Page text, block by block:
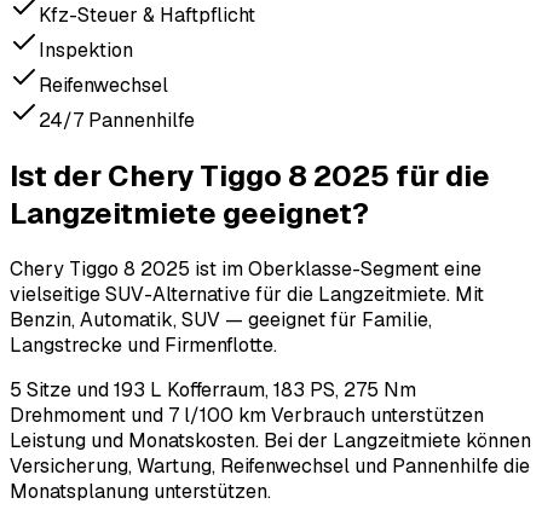
Kfz-Steuer & Haftpflicht
Inspektion
Reifenwechsel
24/7 Pannenhilfe
Ist der Chery Tiggo 8 2025 für die
Langzeitmiete geeignet?
Chery Tiggo 8 2025 ist im Oberklasse-Segment eine
vielseitige SUV-Alternative für die Langzeitmiete. Mit
Benzin, Automatik, SUV — geeignet für Familie,
Langstrecke und Firmenflotte.
5 Sitze und 193 L Kofferraum, 183 PS, 275 Nm
Drehmoment und 7 l/100 km Verbrauch unterstützen
Leistung und Monatskosten. Bei der Langzeitmiete können
Versicherung, Wartung, Reifenwechsel und Pannenhilfe die
Monatsplanung unterstützen.